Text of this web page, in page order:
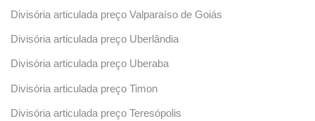
Divisória articulada preço Valparaíso de Goiás
Divisória articulada preço Uberlândia
Divisória articulada preço Uberaba
Divisória articulada preço Timon
Divisória articulada preço Teresópolis